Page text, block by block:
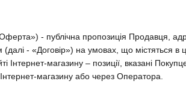
- публічна пропозиція Продавця,
- «Договір») на умовах, що містяться в
Інтернет-магазину – позиції, вказані
магазину або через Оператора.